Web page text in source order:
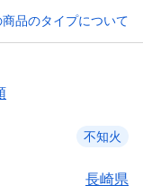
商品のタイプについて
不知火
長崎県